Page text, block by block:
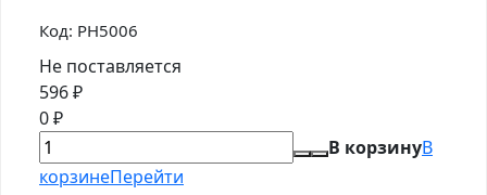
Код: PH5006
Не поставляется
596₽
0₽
В корзинуВ
корзинеПерейти